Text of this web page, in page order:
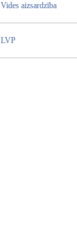
Vide­s aizs­ardz­ība
LVP